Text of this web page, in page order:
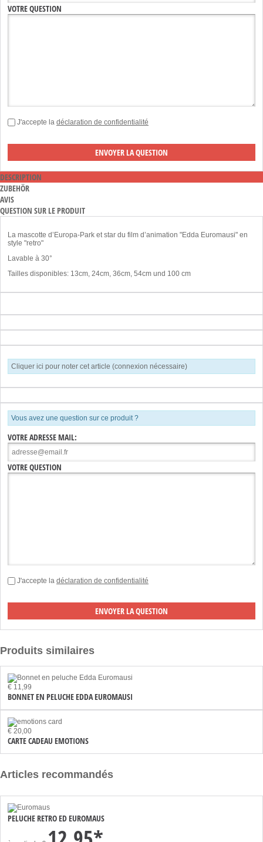
VOTRE QUESTION
J'accepte la déclaration de confidentialité
DESCRIPTION
ZUBEHÖR
AVIS
QUESTION SUR LE PRODUIT
La mascotte d’Europa-Park et star du film d’animation "Edda Euromausi" en
style "retro"
Lavable à 30°
Tailles disponibles: 13cm, 24cm, 36cm, 54cm und 100 cm
Cliquer ici pour noter cet article (connexion nécessaire)
Vous avez une question sur ce produit ?
VOTRE ADRESSE MAIL:
VOTRE QUESTION
J'accepte la déclaration de confidentialité
Produits similaires
€ 11,99
BONNET EN PELUCHE EDDA EUROMAUSI
€ 20,00
CARTE CADEAU EMOTIONS
Articles recommandés
PELUCHE RETRO ED EUROMAUS